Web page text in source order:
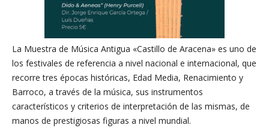
La Muestra de Música Antigua «Castillo de Aracena» es uno de
los festivales de referencia a nivel nacional e internacional, que
recorre tres épocas históricas, Edad Media, Renacimiento y
Barroco, a través de la música, sus instrumentos
característicos y criterios de interpretación de las mismas, de
manos de prestigiosas figuras a nivel mundial.